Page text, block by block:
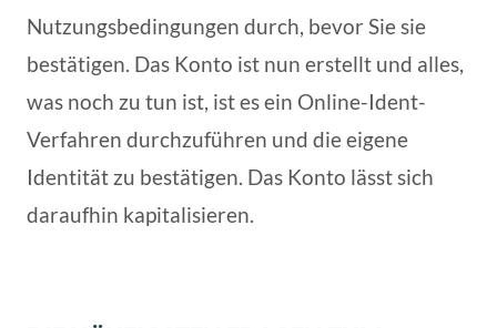
Nutzungsbedingungen durch, bevor Sie sie
bestätigen. Das Konto ist nun erstellt und alles,
was noch zu tun ist, ist es ein Online-Ident-
Verfahren durchzuführen und die eigene
Identität zu bestätigen. Das Konto lässt sich
daraufhin kapitalisieren.